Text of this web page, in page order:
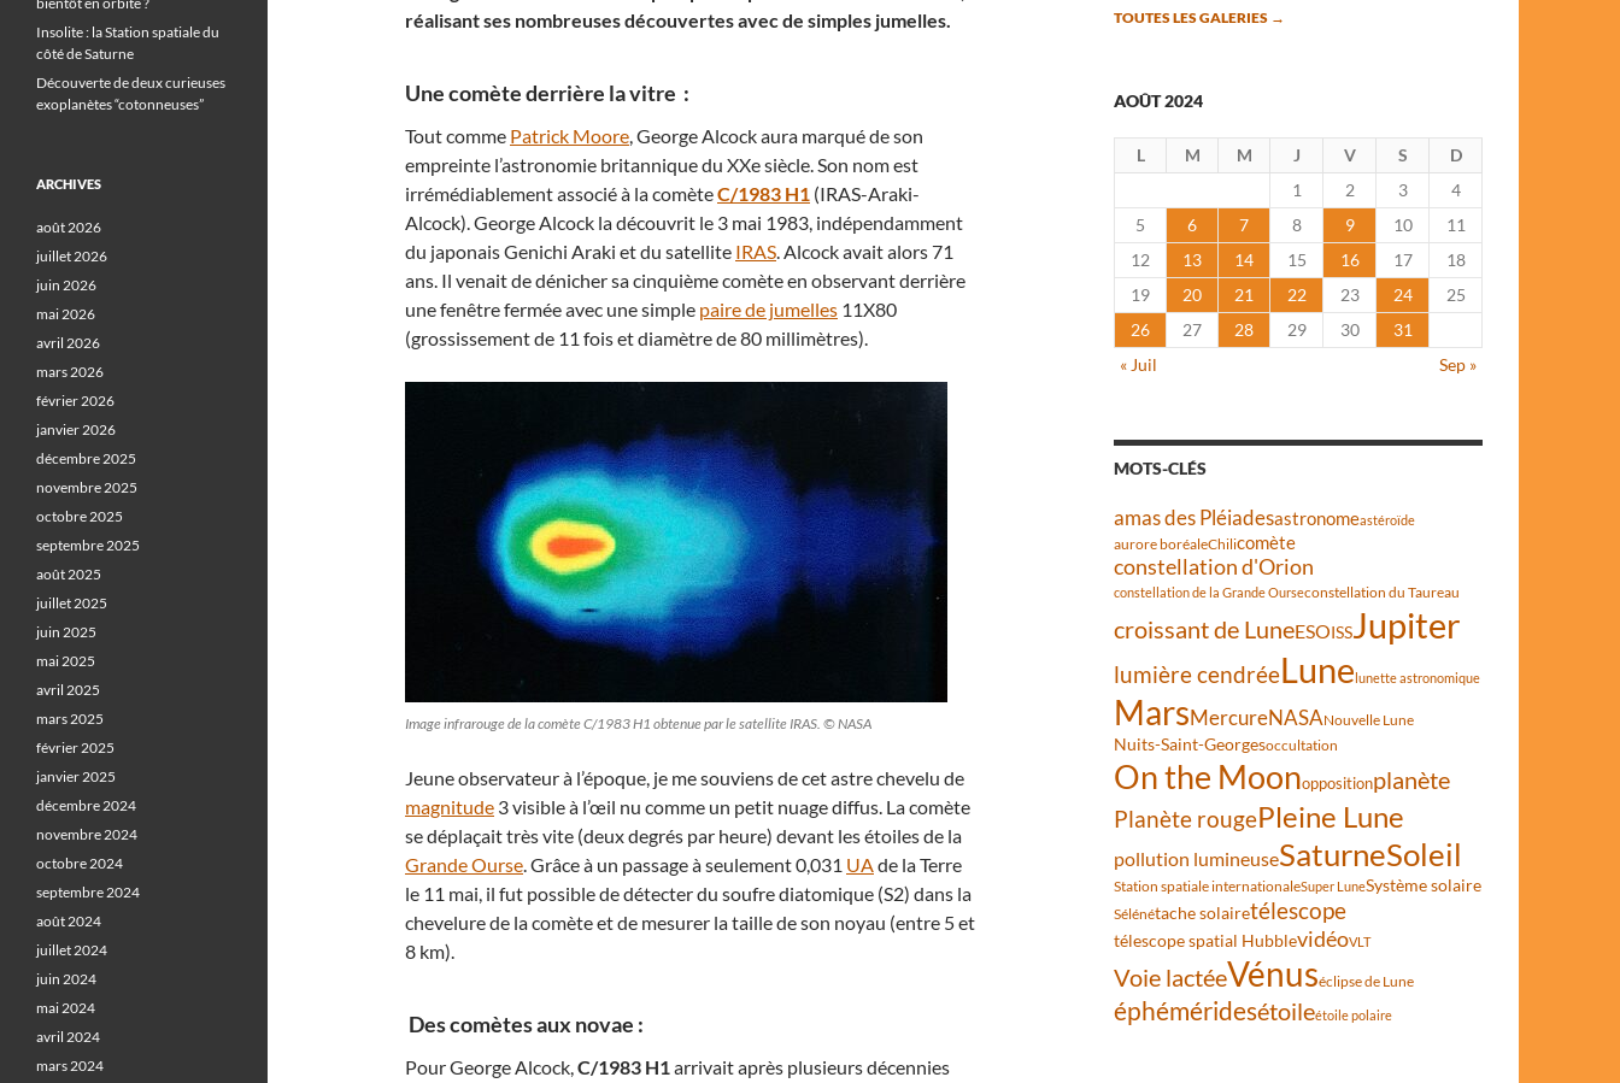
réalisant ses nombreuses découvertes avec de simples jumelles.
Une comète derrière la vitre :
Tout comme Patrick Moore, George Alcock aura marqué de son
empreinte l’astronomie britannique du XXe siècle. Son nom est
irrémédiablement associé à la comèteC/1983 H1 (IRAS-Araki-
Alcock). George Alcock la découvrit le 3 mai 1983, indépendamment
du japonais Genichi Araki et du satellite IRAS. Alcock avait alors 71
ans. Il venait de dénicher sa cinquième comète en observant derrière
une fenêtre fermée avec une simple paire de jumelles 11X80
(grossissement de 11 fois et diamètre de 80 millimètres).
Image infrarouge de la comète C/1983 H1 obtenue par le satellite IRAS. © NASA
Jeune observateur à l’époque, je me souviens de cet astre chevelu de
magnitude 3 visible à l’œil nu comme un petit nuage diffus. La comète
se déplaçait très vite (deux degrés par heure) devant les étoiles de la
Grande Ourse. Grâce à un passage à seulement 0,031 UAde la Terre
le 11 mai, il fut possible de détecter du soufre diatomique (S2) dans la
chevelure de la comète et de mesurer la taille de son noyau (entre 5 et
8 km).
Des comètes aux novae :
Pour George Alcock,C/1983 H1arrivait après plusieurs décennies
TOUTES LES GALERIES →
AOÛT 2024
L M M J V S
D
1
2 3
4
5
6 7 8 9 10
11
12
13 14 15 16 17
18
19
20 21 22 23 24
25
26
27 28 29 30
31
« Juil
Sep »
MOTS-CLÉS
amas des Pléiadesastronomeastéroïde
aurore boréaleChilicomète
constellation d'Orion
constellation de la Grande Ourseconstellation du Taureau
croissant de LuneESOISSJupiter
lumière cendréeLunelunette astronomique
MarsMercureNASANouvelle Lune
Nuits-Saint-Georgesoccultation
On the Moonoppositionplanète
Planète rougePleine Lune
pollution lumineuseSaturneSoleil
Station spatiale internationaleSuper LuneSystème solaire
Sélénétache solairetélescope
télescope spatial HubblevidéoVLT
Voie lactéeVénuséclipse de Lune
éphéméridesétoileétoile polaire
Insolite : la Station spatiale du
côté de Saturne
Découverte de deux curieuses
exoplanètes “cotonneuses”
ARCHIVES
août 2026
juillet 2026
juin 2026
mai 2026
avril 2026
mars 2026
février 2026
janvier 2026
décembre 2025
novembre 2025
octobre 2025
septembre 2025
août 2025
juillet 2025
juin 2025
mai 2025
avril 2025
mars 2025
février 2025
janvier 2025
décembre 2024
novembre 2024
octobre 2024
septembre 2024
août 2024
juillet 2024
juin 2024
mai 2024
avril 2024
mars 2024